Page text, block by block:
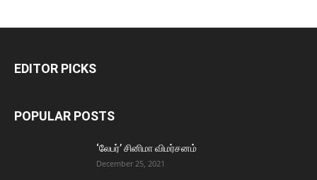
EDITOR PICKS
POPULAR POSTS
‘லேபர்’ சினிமா விமர்சனம்
December 25, 2021